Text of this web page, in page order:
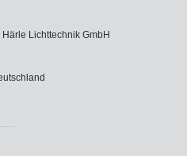
Lichttechnik GmbH